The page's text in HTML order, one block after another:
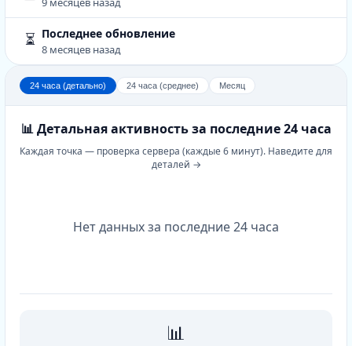
⏳ Последнее обновление
8 месяцев назад
24 часа (детально) 24 часа (среднее) Месяц
📊 Детальная активность за последние 24 часа
Каждая точка — проверка сервера (каждые 6 минут). Наведите для
деталей →
Нет данных за последние 24 часа
📊